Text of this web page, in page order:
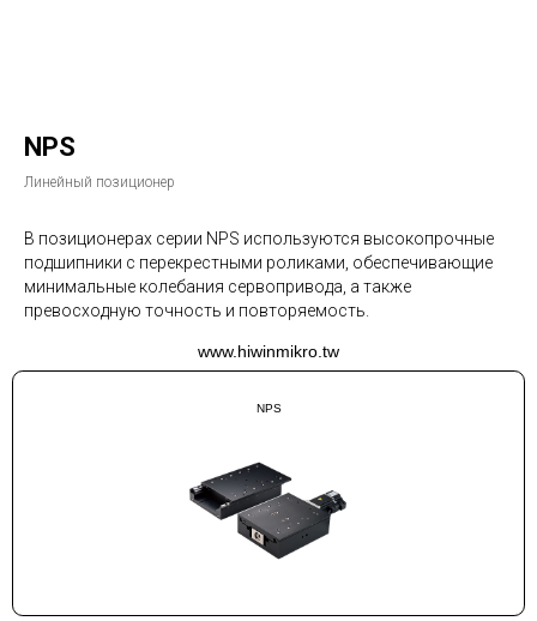
NPS
Линейный позиционер
В позиционерах серии NPS используются высокопрочные
подшипники с перекрестными роликами, обеспечивающие
минимальные колебания сервопривода, а также
превосходную точность и повторяемость.
www.hiwinmikro.tw
NPS